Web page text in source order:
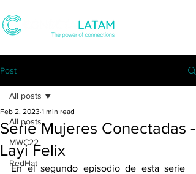
Post
All posts
MWC22
RedHat
All posts
Serie Mujeres Conectadas -
Layi Felix
Feb 2, 2023 1 min read
En el segundo episodio de esta serie